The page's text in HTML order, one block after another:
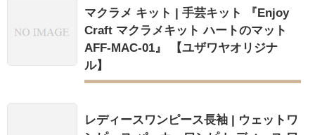
マクラメ キット | 手芸キット 『Enjoy
Craft マクラメキット ハートのマット
AFF-MAC-01』 【ユザワヤオリジナ
ル】
レディースワンピース長袖 | ウェットワ